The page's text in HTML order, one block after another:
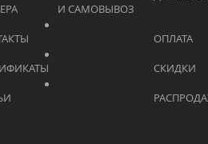
			    		КАРЬЕРА